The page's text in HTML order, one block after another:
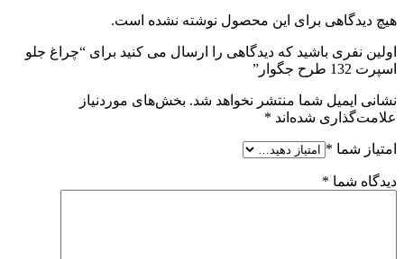
هیچ دیدگاهی برای این محصول نوشته نشده است.
اولین نفری باشید که دیدگاهی را ارسال می کنید برای “چراغ جلو
اسپرت 132 طرح جگوار”
نشانی ایمیل شما منتشر نخواهد شد. بخش‌های موردنیاز
علامت‌گذاری شده‌اند *
امتیاز شما *
دیدگاه شما *